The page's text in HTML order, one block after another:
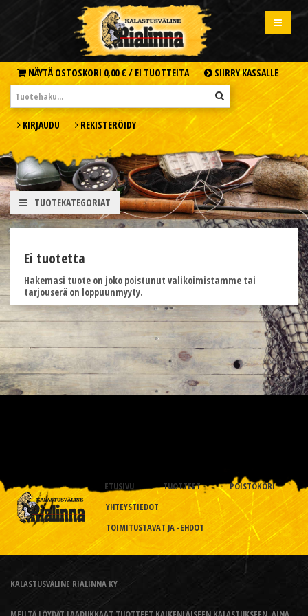
NÄYTÄ OSTOSKORI 0,00 € / EI TUOTTEITA SIIRRY KASSALLE
KIRJAUDU REKISTERÖIDY
TUOTEKATEGORIAT
Ei tuotetta
Hakemasi tuote on joko poistunut valikoimistamme tai
tarjouserä on loppuunmyyty.
ETUSIVU TUOTTEET
POISTOKORI
YHTEYSTIEDOT
TOIMITUSTAVAT JA -EHDOT
KALASTUSVÄLINE RIALINNA KY